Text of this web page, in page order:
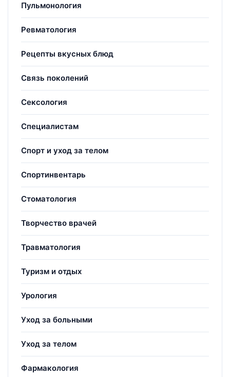
Пульмонология
Ревматология
Рецепты вкусных блюд
Связь поколений
Сексология
Специалистам
Спорт и уход за телом
Спортинвентарь
Стоматология
Творчество врачей
Травматология
Туризм и отдых
Урология
Уход за больными
Уход за телом
Фармакология